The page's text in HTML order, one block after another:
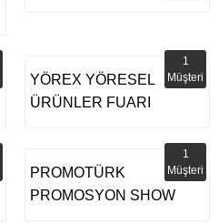
YÖREX YÖRESEL
ÜRÜNLER FUARI
1
Müşteri
PROMOTÜRK
PROMOSYON SHOW
1
Müşteri